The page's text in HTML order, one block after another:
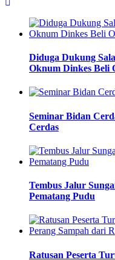
Diduga Dukung
Oknum Dinkes Beli
Seminar Bidan
Cerdas
Tembus Jalur
Pematang Pudu
Ratusan Peserta